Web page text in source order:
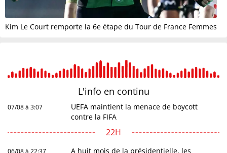
Kim Le Court remporte la 6e étape du Tour de France Femmes
L'info en continu
07/08 à 3:07
UEFA maintient la menace de boycott
contre la FIFA
22H
A huit mois de la présidentielle, les